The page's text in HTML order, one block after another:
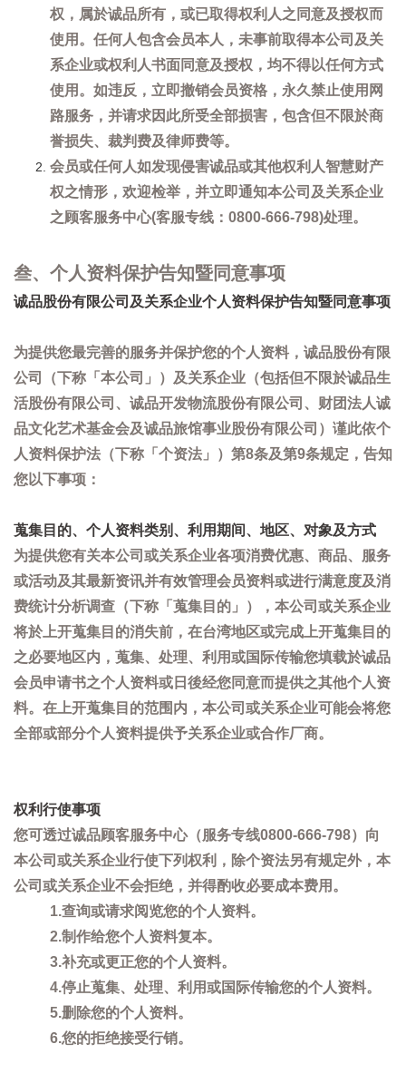
权，属於诚品所有，或已取得权利人之同意及授权而
使用。任何人包含会员本人，未事前取得本公司及关
系企业或权利人书面同意及授权，均不得以任何方式
使用。如违反，立即撤销会员资格，永久禁止使用网
路服务，并请求因此所受全部损害，包含但不限於商
誉损失、裁判费及律师费等。
会员或任何人如发现侵害诚品或其他权利人智慧财产
权之情形，欢迎检举，并立即通知本公司及关系企业
之顾客服务中心(客服专线：0800-666-798)处理。
叁、个人资料保护告知暨同意事项
诚品股份有限公司及关系企业个人资料保护告知暨同意事项
为提供您最完善的服务并保护您的个人资料，诚品股份有限
公司（下称「本公司」）及关系企业（包括但不限於诚品生
活股份有限公司、诚品开发物流股份有限公司、财团法人诚
品文化艺术基金会及诚品旅馆事业股份有限公司）谨此依个
人资料保护法（下称「个资法」）第8条及第9条规定，告知
您以下事项：
蒐集目的、个人资料类别、利用期间、地区、对象及方式
为提供您有关本公司或关系企业各项消费优惠、商品、服务
或活动及其最新资讯并有效管理会员资料或进行满意度及消
费统计分析调查（下称「蒐集目的」），本公司或关系企业
将於上开蒐集目的消失前，在台湾地区或完成上开蒐集目的
之必要地区内，蒐集、处理、利用或国际传输您填载於诚品
会员申请书之个人资料或日後经您同意而提供之其他个人资
料。在上开蒐集目的范围内，本公司或关系企业可能会将您
全部或部分个人资料提供予关系企业或合作厂商。
权利行使事项
您可透过诚品顾客服务中心（服务专线0800-666-798）向
本公司或关系企业行使下列权利，除个资法另有规定外，本
公司或关系企业不会拒绝，并得酌收必要成本费用。
1.查询或请求阅览您的个人资料。
2.制作给您个人资料复本。
3.补充或更正您的个人资料。
4.停止蒐集、处理、利用或国际传输您的个人资料。
5.删除您的个人资料。
6.您的拒绝接受行销。